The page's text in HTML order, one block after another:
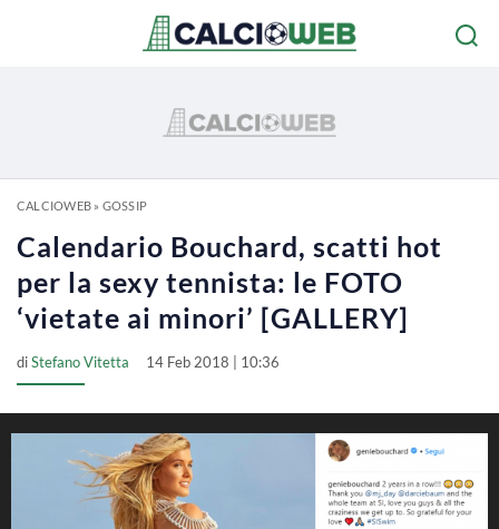
CALCIOWEB» GOSSIP
Calendario Bouchard, scatti hot
per la sexy tennista: le FOTO
‘vietate ai minori’ [GALLERY]
diStefano Vitetta 14 Feb 2018 | 10:36